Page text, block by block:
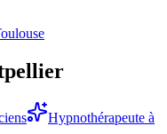
Hypnothérapeute à